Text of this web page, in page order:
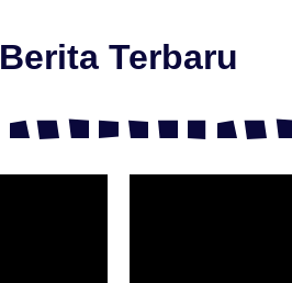
Berita Terbaru